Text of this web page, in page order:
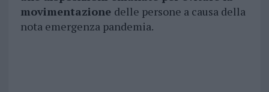
movimentazione delle persone a causa della
nota emergenza pandemia.